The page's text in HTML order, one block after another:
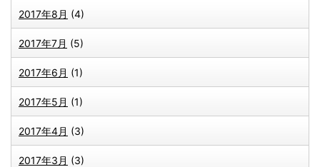
2017年8月 (4)
2017年7月 (5)
2017年6月 (1)
2017年5月 (1)
2017年4月 (3)
2017年3月 (3)